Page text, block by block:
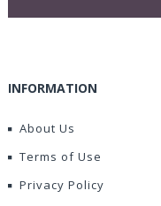
INFORMATION
About Us
Terms of Use
Privacy Policy